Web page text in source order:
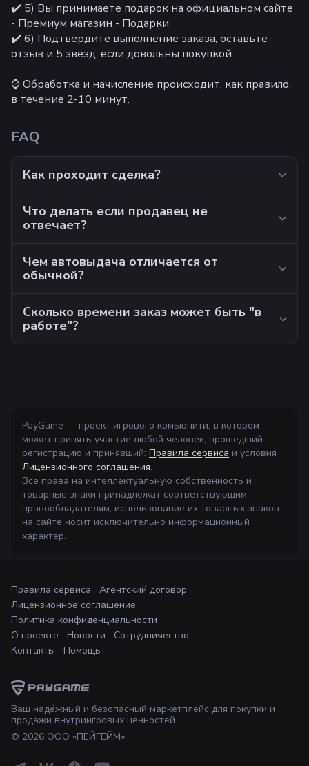
✔️ 5) Вы принимаете подарок на официальном сайте
- Премиум магазин - Подарки
✔️ 6) Подтвердите выполнение заказа, оставьте
отзыв и 5 звёзд, если довольны покупкой
⌚ Обработка и начисление происходит, как правило,
в течение 2-10 минут.
FAQ
Как проходит сделка?
Что делать если продавец не
отвечает?
Чем автовыдача отличается от
обычной?
Сколько времени заказ может быть "в
работе"?
PayGame — проект игрового комьюнити, в котором
может принять участие любой человек, прошедший
регистрацию и принявший: Правила сервиса и условия
Лицензионного соглашения.
Все права на интеллектуальную собственность и
товарные знаки принадлежат соответствующим
правообладателям, использование их товарных знаков
на сайте носит исключительно информационный
характер.
Ваш надёжный и безопасный маркетплейс для покупки и
продажи внутриигровых ценностей
© 2026 ООО «ПЕЙГЕЙМ»
Правила сервиса
Агентский договор
Лицензионное соглашение
Политика конфиденциальности
О проекте
Новости
Сотрудничество
Контакты
Помощь